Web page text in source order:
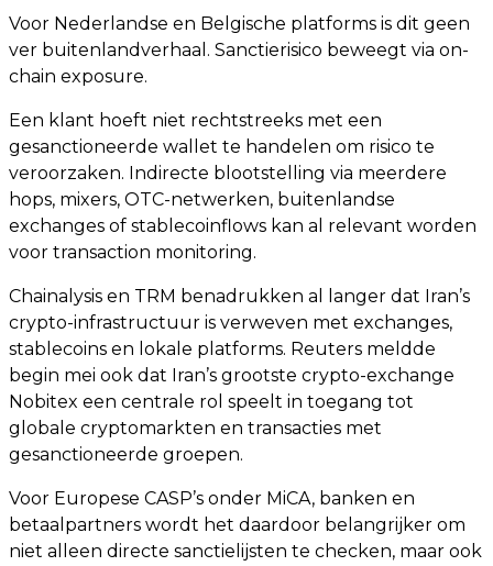
Voor Nederlandse en Belgische platforms is dit geen
ver buitenlandverhaal. Sanctierisico beweegt via on-
chain exposure.
Een klant hoeft niet rechtstreeks met een
gesanctioneerde wallet te handelen om risico te
veroorzaken. Indirecte blootstelling via meerdere
hops, mixers, OTC-netwerken, buitenlandse
exchanges of stablecoinflows kan al relevant worden
voor transaction monitoring.
Chainalysis en TRM benadrukken al langer dat Iran’s
crypto-infrastructuur is verweven met exchanges,
stablecoins en lokale platforms. Reuters meldde
begin mei ook dat Iran’s grootste crypto-exchange
Nobitex een centrale rol speelt in toegang tot
globale cryptomarkten en transacties met
gesanctioneerde groepen.
Voor Europese CASP’s onder MiCA, banken en
betaalpartners wordt het daardoor belangrijker om
niet alleen directe sanctielijsten te checken, maar ook